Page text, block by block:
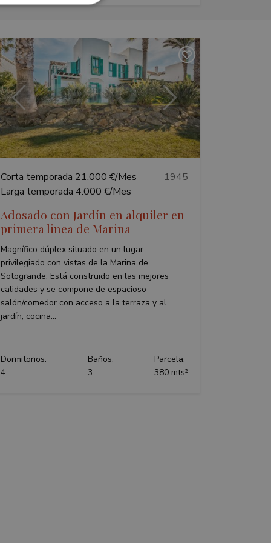
Anterior Siguiente
Corta temporada 21.000 €/Mes
Larga temporada 4.000 €/Mes
1945
Adosado con Jardín en alquiler en
primera linea de Marina
Magnífico dúplex situado en un lugar
privilegiado con vistas de la Marina de
Sotogrande. Está construido en las mejores
calidades y se compone de espacioso
salón/comedor con acceso a la terraza y al
jardín, cocina...
Dormitorios:
4
Baños:
3
Parcela:
380 mts²
de usuario y la
cookie
the purpose of
consent and
with the site. It
ensuring that
sessions.
state.
update a unique
track pageviews.
Analytics -
used
embedded
their services
user preferences
also determine
information to
Descripción